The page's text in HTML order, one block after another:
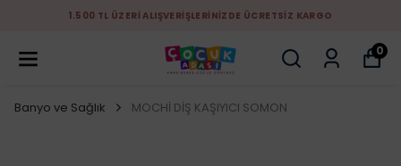
1.500 TL ÜZERİ ALIŞVERİŞLERİNİZDE ÜCRETSİZ KARGO
0
Banyo ve Sağlık MOCHİ DİŞ KAŞIYICI SOMON